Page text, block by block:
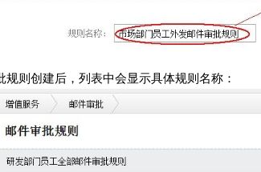
规则创建后，列表中会显示具体规则名称：